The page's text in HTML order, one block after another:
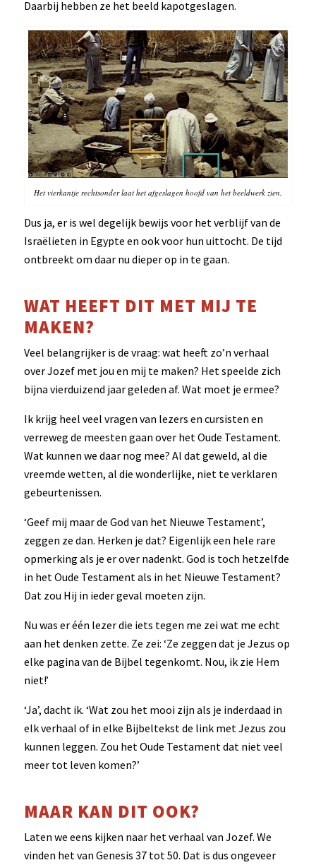
Daarbij hebben ze het beeld kapotgeslagen.
Het vierkantje rechtsonder laat het afgeslagen hoofd van het beeldwerk zien.
Dus ja, er is wel degelijk bewijs voor het verblijf van de
Israëlieten in Egypte en ook voor hun uittocht. De tijd
ontbreekt om daar nu dieper op in te gaan.
WAT HEEFT DIT MET MIJ TE
MAKEN?
Veel belangrijker is de vraag: wat heeft zo’n verhaal
over Jozef met jou en mij te maken? Het speelde zich
bijna vierduizend jaar geleden af. Wat moet je ermee?
Ik krijg heel veel vragen van lezers en cursisten en
verreweg de meesten gaan over het Oude Testament.
Wat kunnen we daar nog mee? Al dat geweld, al die
vreemde wetten, al die wonderlijke, niet te verklaren
gebeurtenissen.
‘Geef mij maar de God van het Nieuwe Testament’,
zeggen ze dan. Herken je dat? Eigenlijk een hele rare
opmerking als je er over nadenkt. God is toch hetzelfde
in het Oude Testament als in het Nieuwe Testament?
Dat zou Hij in ieder geval moeten zijn.
Nu was er één lezer die iets tegen me zei wat me echt
aan het denken zette. Ze zei: ‘Ze zeggen dat je Jezus op
elke pagina van de Bijbel tegenkomt. Nou, ik zie Hem
niet!’
‘Ja’, dacht ik. ‘Wat zou het mooi zijn als je inderdaad in
elk verhaal of in elke Bijbeltekst de link met Jezus zou
kunnen leggen. Zou het Oude Testament dat niet veel
meer tot leven komen?’
MAAR KAN DIT OOK?
Laten we eens kijken naar het verhaal van Jozef. We
vinden het van Genesis 37 tot 50. Dat is dus ongeveer